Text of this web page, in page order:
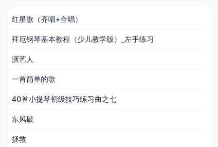
红星歌（齐唱+合唱）
拜厄钢琴基本教程（少儿教学版）_左手练习
演艺人
一首简单的歌
40首小提琴初级技巧练习曲之七
东风破
拯救